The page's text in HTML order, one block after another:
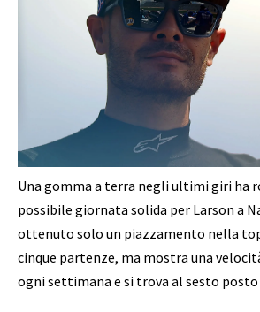
Una gomma a terra negli ultimi giri ha
possibile giornata solida per Larson a
ottenuto solo un piazzamento nella
cinque partenze, ma mostra una
ogni settimana e si trova al sesto posto